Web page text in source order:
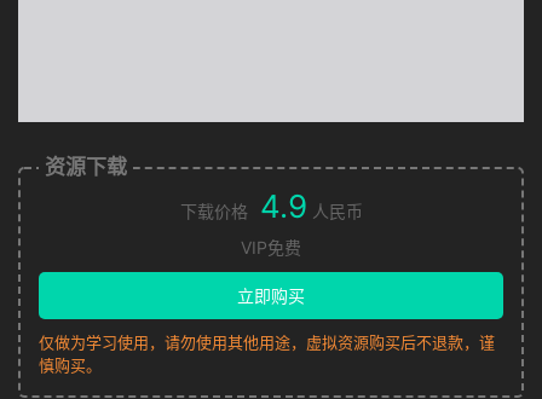
资源下载
下载价格 4.9 人民币
VIP免费
立即购买
仅做为学习使用，请勿使用其他用途，虚拟资源购买后不退款，谨
慎购买。